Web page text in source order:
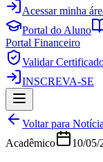
Acessar minha
Portal do Aluno
Portal Financeiro
Validar
INSCREVA-SE
Voltar para
Acadêmico
10/05/